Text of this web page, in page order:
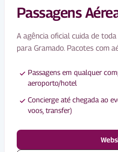
Passagens
A agência oficial cuida de
para Gramado. Pacotes com
Passagens em qualquer
aeroporto/hotel
Concierge até chegada ao
voos, transfer)